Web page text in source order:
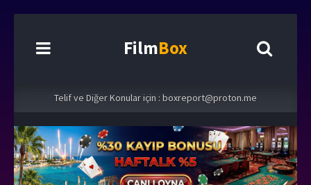
FilmBox
Telif ve Diğer Konular için : boxreport@proton.me